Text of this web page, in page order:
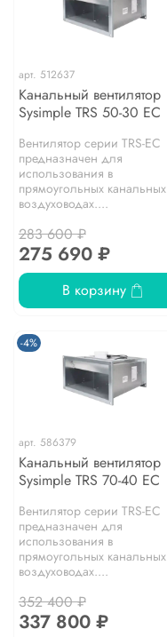
арт. 512637
Канальный вентилятор
Sysimple TRS 50-30 EC
Вентилятор серии TRS-EC
предназначен для
использования в
прямоугольных канальных
воздуховодах....
283 600 ₽
275 690 ₽
В корзину
-4%
арт. 586379
Канальный вентилятор
Sysimple TRS 70-40 EC
Вентилятор серии TRS-EC
предназначен для
использования в
прямоугольных канальных
воздуховодах....
352 400 ₽
337 800 ₽